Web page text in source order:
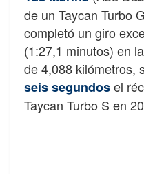
de un Taycan Turbo
completó un giro
(1:27,1 minutos) en
de 4,088 kilómetros,
seis segundosel
Taycan Turbo S en